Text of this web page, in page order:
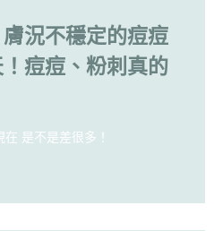
膚況不穩定的痘痘
痘痘、粉刺真的
在 是不是差很多！